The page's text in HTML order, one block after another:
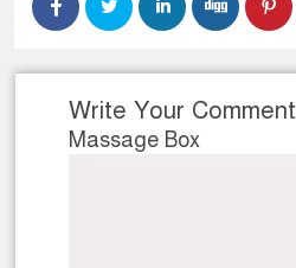
Write Your Comment
Massage Box